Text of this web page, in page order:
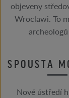
objeveny
Wroclawi. To
SPOUSTA
Nové ústředí